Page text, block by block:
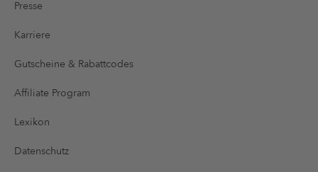
Presse
Karriere
Gutscheine & Rabattcodes
Affiliate Program
Lexikon
Datenschutz